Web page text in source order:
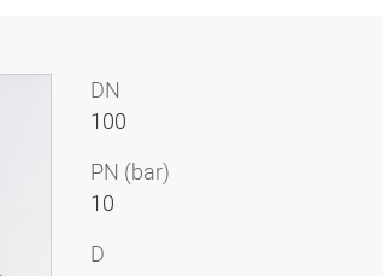
DN
100
PN (bar)
10
D